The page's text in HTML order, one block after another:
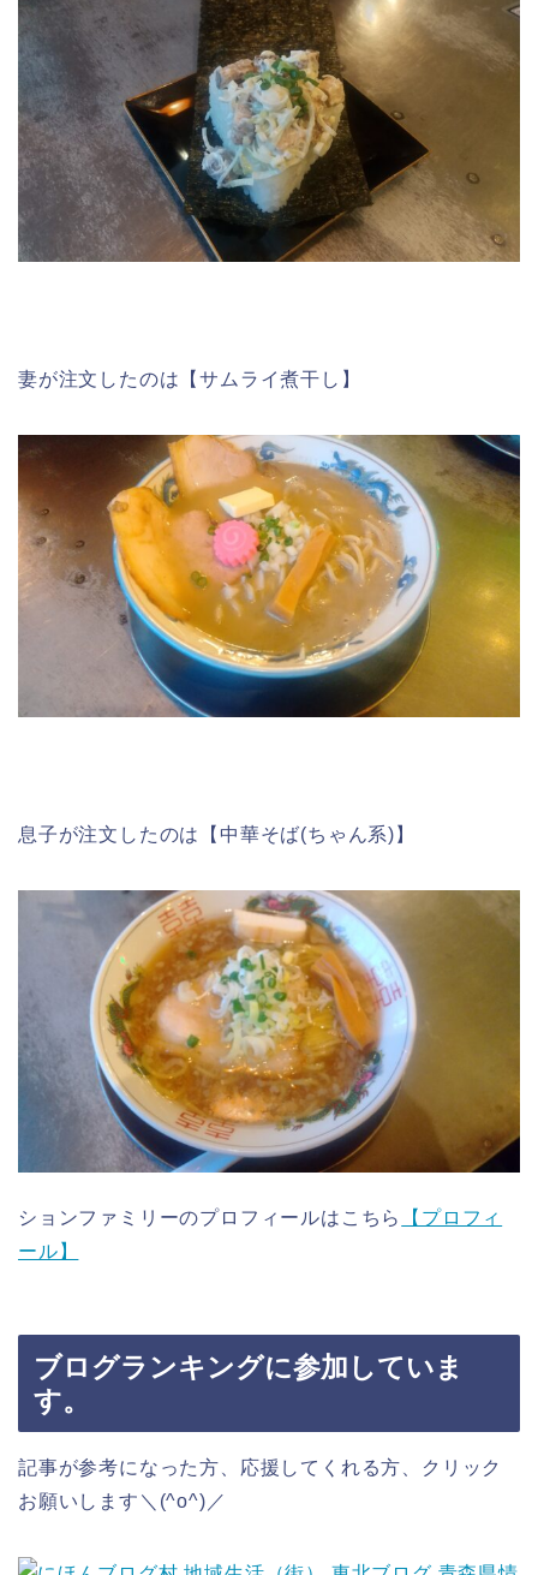
妻が注文したのは【サムライ煮干し】
息子が注文したのは【中華そば(ちゃん系)】
ションファミリーのプロフィールはこちら
【プロフィ
ール】
ブログランキングに参加していま
す。
記事が参考になった方、応援してくれる方、クリック
お願いします＼(^o^)／